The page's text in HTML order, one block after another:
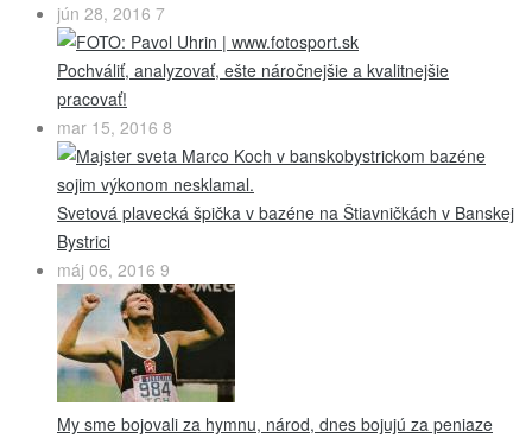
jún 28, 2016 7
Pochváliť, analyzovať, ešte náročnejšie a kvalitnejšie
pracovať!
mar 15, 2016 8
Svetová plavecká špička v bazéne na Štiavničkách v Banskej
Bystrici
máj 06, 2016 9
My sme bojovali za hymnu, národ, dnes bojujú za peniaze